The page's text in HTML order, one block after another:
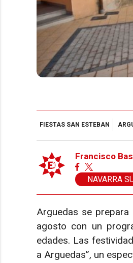
FIESTAS SAN ESTEBAN
Francisco
NAVARRA
Arguedas se
agosto con un
edades. Las
a Arguedas”, un